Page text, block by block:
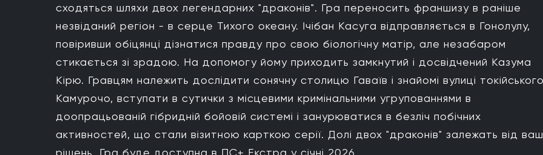
сходяться шляхи двох легендарних "драконів". Гра переносить франшизу в раніше
незвіданий регіон - в серце Тихого океану. Ічібан Касуга відправляється в Гонолулу,
повіривши обіцянці дізнатися правду про свою біологічну матір, але незабаром
стикається зі зрадою. На допомогу йому приходить замкнутий і досвідчений Казума
Кірю. Гравцям належить дослідити сонячну столицю Гаваїв і знайомі вулиці
Камурочо, вступати в сутички з місцевими кримінальними угрупованнями в
доопрацьованій гібридній бойовій системі і занурюватися в безліч побічних
активностей, що стали візитною карткою серії. Долі двох "драконів" залежать від
рішень. Гра буде доступна в ПС+ Екстра у січні 2026.